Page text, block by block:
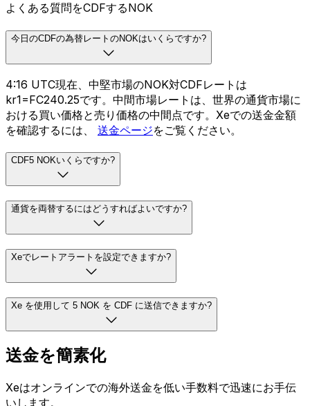
よくある質問をCDFするNOK
今日のCDFの為替レートのNOKはいくらですか?
4:16 UTC現在、中堅市場のNOK対CDFレートは
kr1=FC240.25です。中間市場レートは、世界の通貨市場に
おける買い価格と売り価格の中間点です。Xeでの送金金額
を確認するには、 送金ページをご覧ください。
CDF5 NOKいくらですか?
通貨を両替するにはどうすればよいですか?
Xeでレートアラートを設定できますか?
Xe を使用して 5 NOK を CDF に送信できますか?
送金を簡素化
Xeはオンラインでの海外送金を低い手数料で迅速にお手伝
いします。